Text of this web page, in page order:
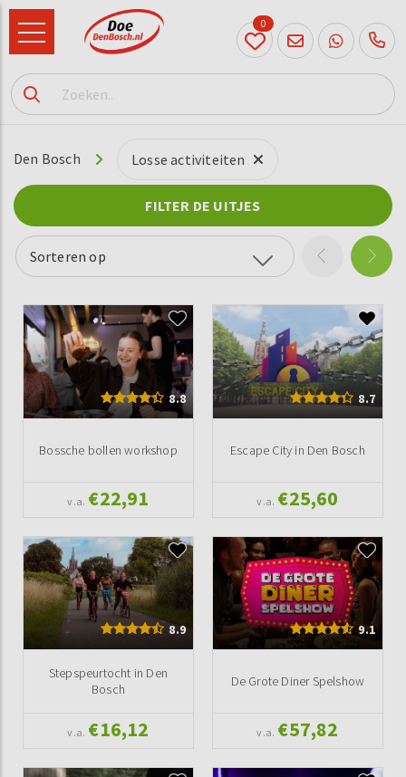
073
614
0
Den Bosch Losse activiteiten
FILTER DE UITJES
Sorteren op
8.8
Bossche bollen workshop
v.a. €22,91
8.7
Escape City in Den Bosch
v.a. €25,60
8.9
Stepspeurtocht in Den
Bosch
v.a. €16,12
9.1
De Grote Diner Spelshow
v.a. €57,82